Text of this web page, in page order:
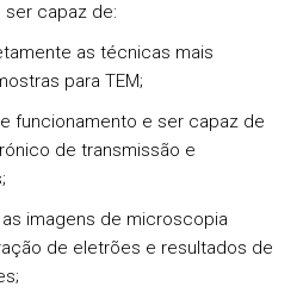
ser capaz de:
as técnicas mais
para TEM;
funcionamento e ser capaz de
de transmissão e
imagens de microscopia
de eletrões e resultados de